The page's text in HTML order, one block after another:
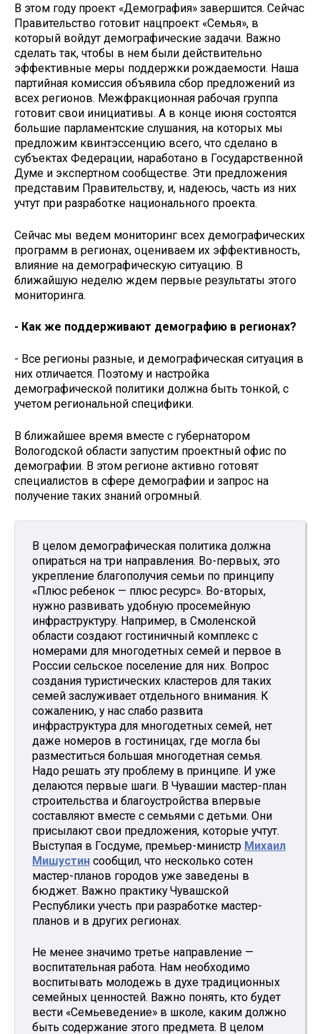
В этом году проект «Демография» завершится. Сейчас
Правительство готовит нацпроект «Семья», в
который войдут демографические задачи. Важно
сделать так, чтобы в нем были действительно
эффективные меры поддержки рождаемости. Наша
партийная комиссия объявила сбор предложений из
всех регионов. Межфракционная рабочая группа
готовит свои инициативы. А в конце июня состоятся
большие парламентские слушания, на которых мы
предложим квинтэссенцию всего, что сделано в
субъектах Федерации, наработано в Государственной
Думе и экспертном сообществе. Эти предложения
представим Правительству, и, надеюсь, часть из них
учтут при разработке национального проекта.
Сейчас мы ведем мониторинг всех демографических
программ в регионах, оцениваем их эффективность,
влияние на демографическую ситуацию. В
ближайшую неделю ждем первые результаты этого
мониторинга.
- Как же поддерживают демографию в регионах?
- Все регионы разные, и демографическая ситуация в
них отличается. Поэтому и настройка
демографической политики должна быть тонкой, с
учетом региональной специфики.
В ближайшее время вместе с губернатором
Вологодской области запустим проектный офис по
демографии. В этом регионе активно готовят
специалистов в сфере демографии и запрос на
получение таких знаний огромный.
В целом демографическая политика должна
опираться на три направления. Во-первых, это
укрепление благополучия семьи по принципу
«Плюс ребенок — плюс ресурс». Во-вторых,
нужно развивать удобную просемейную
инфраструктуру. Например, в Смоленской
области создают гостиничный комплекс с
номерами для многодетных семей и первое в
России сельское поселение для них. Вопрос
создания туристических кластеров для таких
семей заслуживает отдельного внимания. К
сожалению, у нас слабо развита
инфраструктура для многодетных семей, нет
даже номеров в гостиницах, где могла бы
разместиться большая многодетная семья.
Надо решать эту проблему в принципе. И уже
делаются первые шаги. В Чувашии мастер-план
строительства и благоустройства впервые
составляют вместе с семьями с детьми. Они
присылают свои предложения, которые учтут.
Выступая в Госдуме, премьер-министр Михаил
Мишустин сообщил, что несколько сотен
мастер-планов городов уже заведены в
бюджет. Важно практику Чувашской
Республики учесть при разработке мастер-
планов и в других регионах.
Не менее значимо третье направление —
воспитательная работа. Нам необходимо
воспитывать молодежь в духе традиционных
семейных ценностей. Важно понять, кто будет
вести «Семьеведение» в школе, каким должно
быть содержание этого предмета. В целом